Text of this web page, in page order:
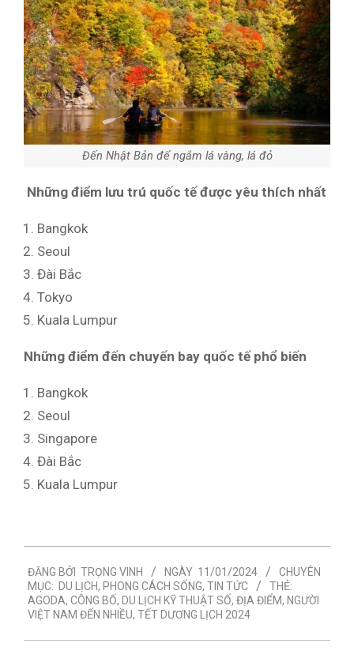
Đến Nhật Bản để ngắm lá vàng, lá đỏ
Những điểm lưu trú quốc tế được yêu thích nhất
Bangkok
Seoul
Đài Bắc
Tokyo
Kuala Lumpur
Những điểm đến chuyến bay quốc tế phổ biến
Bangkok
Seoul
Singapore
Đài Bắc
Kuala Lumpur
01-
11
ĐĂNG BỞI TRỌNG VINH NGÀY 11/01/2024
CHUYÊN
MỤC: DU LỊCH, PHONG CÁCH SỐNG, TIN TỨC
THẺ:
AGODA, CÔNG BỐ, DU LỊCH KỸ THUẬT SỐ, ĐỊA ĐIỂM, NGƯỜI
VIỆT NAM ĐẾN NHIỀU, TẾT DƯƠNG LỊCH 2024